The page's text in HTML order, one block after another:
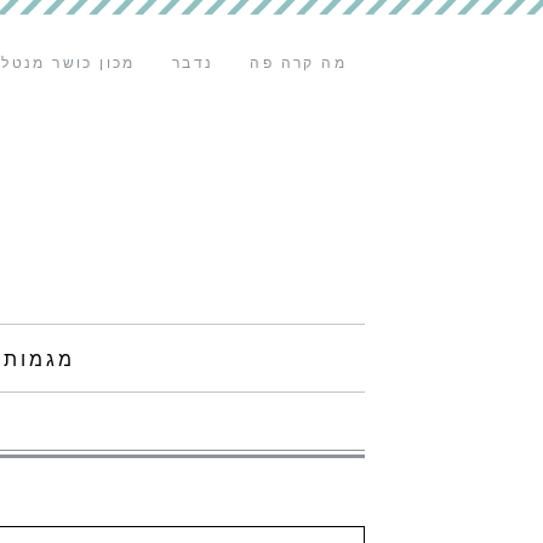
מה קרה פה נדבר מכון כושר